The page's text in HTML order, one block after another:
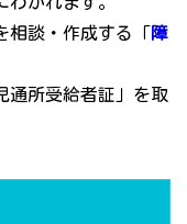
相談・作成する「障
通所受給者証」を取